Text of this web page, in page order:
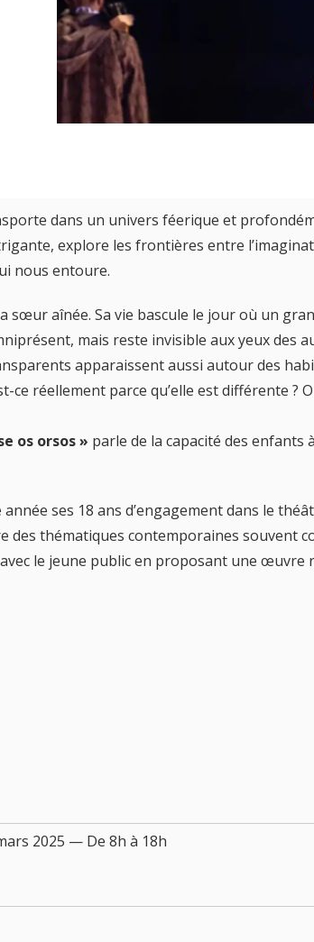
dans un univers féerique et
explore les frontières entre
nous entoure.
sœur aînée. Sa vie bascule le jour où un
mais reste invisible aux yeux des
apparaissent aussi autour des
réellement parce qu’elle est différente ?
os orsos » parle de la capacité des enfants
ses 18 ans d’engagement dans le
thématiques contemporaines souvent
le jeune public en proposant une œuvre
2025 — De 8h à 18h